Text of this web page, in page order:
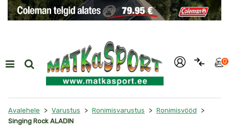
0
Avalehele > Varustus > Ronimisvarustus > Ronimisvööd >
Singing Rock ALADIN